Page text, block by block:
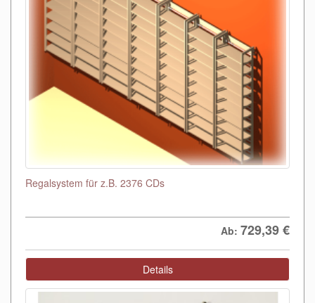
Regalsystem für z.B. 2376 CDs
Ab: 729,39€
Details